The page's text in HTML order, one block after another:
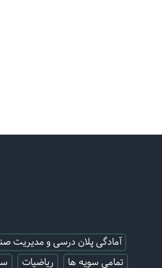
آمادگی پلان درسی و مدیریت
تمامی سویه ها
ریاضیات